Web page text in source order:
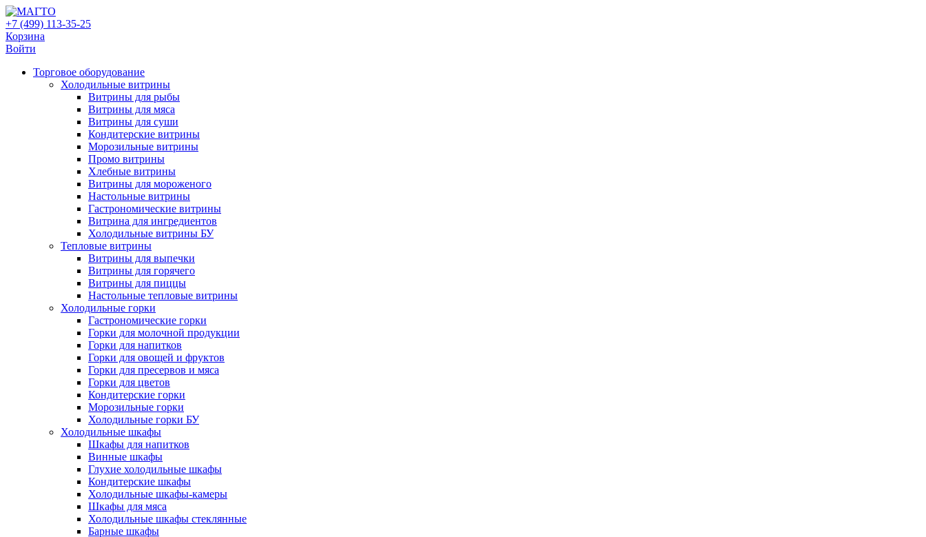
+7 (499) 113-35-25
Корзина
Войти
Свернуть/
развернуть
Торговое оборудованиe
Холодильные витрины
Витрины для рыбы
Витрины для мяса
Витрины для суши
Кондитерские витрины
Морозильные витрины
Промо витрины
Хлебные витрины
Витрины для мороженого
Настольные витрины
Гастрономические витрины
Витрина для ингредиентов
Холодильные витрины БУ
Тепловые витрины
Витрины для выпечки
Витрины для горячего
Витрины для пиццы
Настольные тепловые витрины
Холодильные горки
Гастрономические горки
Горки для молочной продукции
Горки для напитков
Горки для овощей и фруктов
Горки для пресервов и мяса
Горки для цветов
Кондитерские горки
Морозильные горки
Холодильные горки БУ
Холодильные шкафы
Шкафы для напитков
Винные шкафы
Глухие холодильные шкафы
Кондитерские шкафы
Холодильные шкафы-камеры
Шкафы для мяса
Холодильные шкафы стеклянные
Барные шкафы